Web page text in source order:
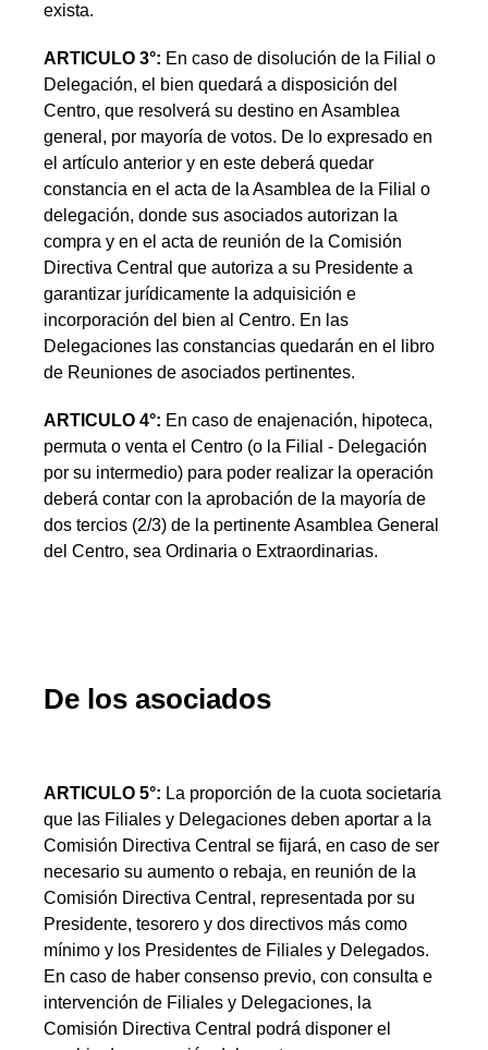
exista.
ARTICULO 3°: En caso de disolución de la Filial o
Delegación, el bien quedará a disposición del
Centro, que resolverá su destino en Asamblea
general, por mayoría de votos. De lo expresado en
el artículo anterior y en este deberá quedar
constancia en el acta de la Asamblea de la Filial o
delegación, donde sus asociados autorizan la
compra y en el acta de reunión de la Comisión
Directiva Central que autoriza a su Presidente a
garantizar jurídicamente la adquisición e
incorporación del bien al Centro. En las
Delegaciones las constancias quedarán en el libro
de Reuniones de asociados pertinentes.
ARTICULO 4°: En caso de enajenación, hipoteca,
permuta o venta el Centro (o la Filial - Delegación
por su intermedio) para poder realizar la operación
deberá contar con la aprobación de la mayoría de
dos tercios (2/3) de la pertinente Asamblea General
del Centro, sea Ordinaria o Extraordinarias.
De los asociados
ARTICULO 5°: La proporción de la cuota societaria
que las Filiales y Delegaciones deben aportar a la
Comisión Directiva Central se fijará, en caso de ser
necesario su aumento o rebaja, en reunión de la
Comisión Directiva Central, representada por su
Presidente, tesorero y dos directivos más como
mínimo y los Presidentes de Filiales y Delegados.
En caso de haber consenso previo, con consulta e
intervención de Filiales y Delegaciones, la
Comisión Directiva Central podrá disponer el